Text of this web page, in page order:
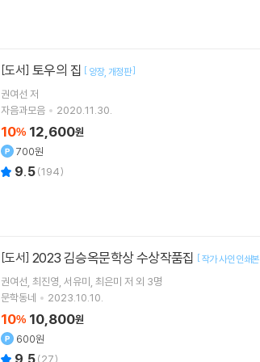
[도서] 토우의 집 [ 양장 개정판]
권여선 저
자음과모음
2020.11.30.
10% 12,600원
700원
9.5(194)
[도서] 2023 김승옥문학상 수상작품집 [작가 사인 인쇄본
권여선 최진영 서유미 최은미 저 외 3명
문학동네
2023.10.10.
10% 10,800원
600원
(27)